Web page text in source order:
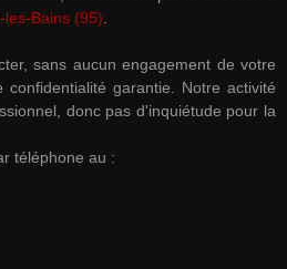
les-Bains (95).
sans aucun engagement de votre
garantie. Notre activité
donc pas d'inquiétude pour la
téléphone au :